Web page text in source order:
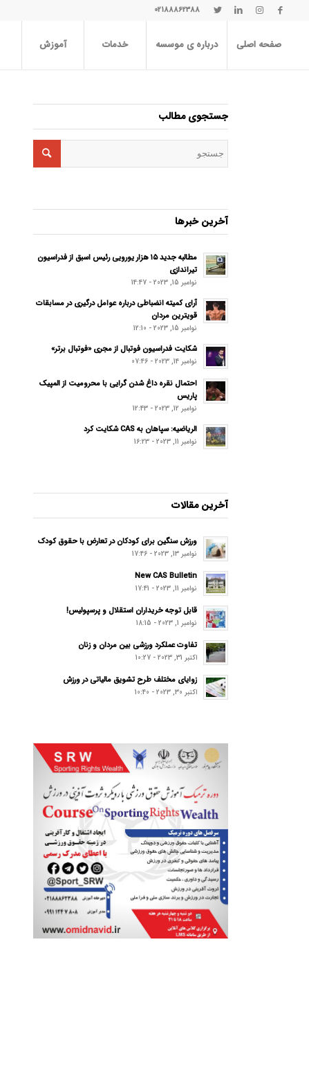
02188862388
صفحه اصلی درباره ی موسسه خدمات آموزش
جستجوی مطالب
آخرین خبرها
مطالبه جدید ۱۵ هزار یورویی رئیس اسبق از فدراسیون
تیراندازی
نوامبر 15, 2023 - 14:47
آرای کمیته انضباطی درباره عوامل درگیری در مسابقات
قویترین مردان
نوامبر 15, 2023 - 12:10
شکایت فدراسیون فوتبال از مجری «فوتبال برتر»
نوامبر 14, 2023 - 07:46
احتمال نقره داغ شدن گرایی با محرومیت از المپیک
پاریس
نوامبر 12, 2023 - 12:43
الریاضیه: سپاهان به CAS شکایت کرد
نوامبر 11, 2023 - 16:23
آخرین مقالات
ورزش سنگین برای کودکان در تعارض با حقوق کودک
نوامبر 13, 2023 - 17:46
New CAS Bulletin
نوامبر 11, 2023 - 17:41
قابل توجه خریداران استقلال و پرسپولیس!
نوامبر 1, 2023 - 18:15
تفاوت عملکرد ورزشی بین مردان و زنان
اکتبر 31, 2023 - 10:27
زوایای مختلف طرح تشویق مالیاتی در ورزش
اکتبر 30, 2023 - 10:40